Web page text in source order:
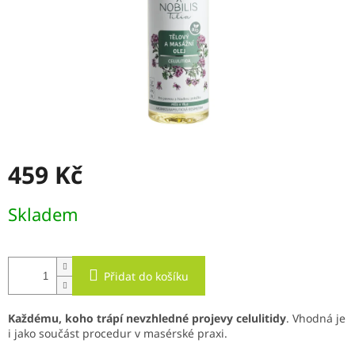
459 Kč
cena:
Skladem
Přidat do košíku
Každému, koho trápí nevzhledné projevy celulitidy. Vhodná je
i jako součást procedur v masérské praxi.